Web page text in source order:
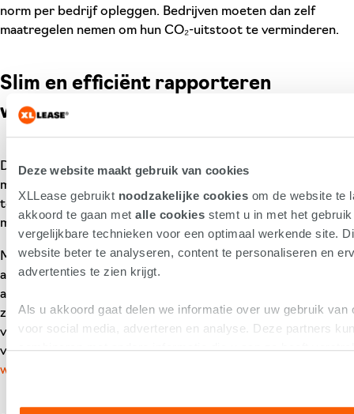
Deze website maakt gebruik van cookies
XLLease gebruikt noodzakelijke cookies om de website te
akkoord te gaan met alle cookies stemt u in met het
vergelijkbare technieken voor een optimaal werkende site.
website beter te analyseren, content te personaliseren en
advertenties te zien krijgt.
Als u akkoord gaat delen we informatie over uw gebruik
voor social media, adverteren en analyse. Deze partners
combineren met andere informatie die u aan ze heeft
norm per bedrijf opleggen. Bedrijven moeten dan zelf
maatregelen nemen om hun CO₂-uitstoot te verminderen.
Slim en efficiënt rapporteren
werkgebonden personenmobiliteit
De rapportage brengt extra administratieve lasten met zich
mee. Om dat te beperken, is er de Shuttel-app: een
totaaloplossing voor CO₂-registratie en duurzame
mobiliteit.
Met Shuttel worden alle reisbewegingen van medewerkers
automatisch vastgelegd, ongeacht het vervoermiddel. De
app registreert de kilometers én de CO₂-uitstoot per rit,
zodat u direct inzicht heeft in de totale impact. De
verzamelde gegevens kunt u vervolgens eenvoudig indienen
via het officiële rapportageportaal. Meer weten? Kijk op
www.shuttel.nl